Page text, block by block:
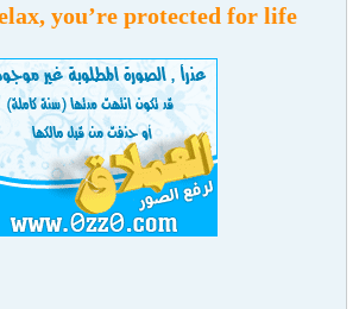
you’re protected for life